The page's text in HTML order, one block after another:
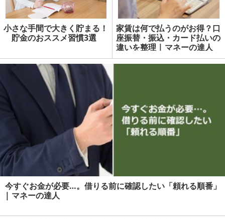
小さな手間で大きく貯まる！
貯金のおススメ習慣3選
家賃は何で払うのがお得？口
座振替・振込・カード払いの
違いを整理 | マネーの達人
今すぐお金が必要…。借りる前に確認したい「頼れる順番」
| マネーの達人